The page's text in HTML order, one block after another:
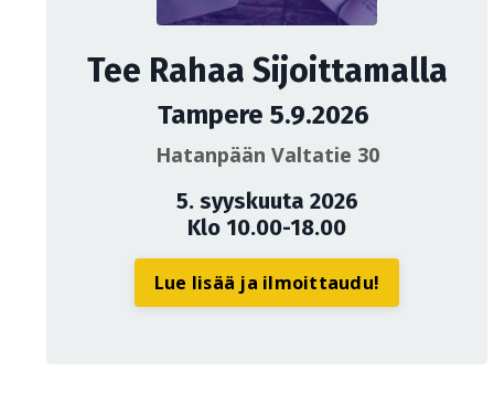
Tee Rahaa Sijoittamalla
Tampere 5.9.2026
Hatanpään Valtatie 30
5. syyskuuta 2026
Klo 10.00-18.00
Lue lisää ja ilmoittaudu!